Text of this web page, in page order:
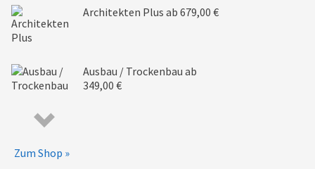
Architekten Plus ab 679,00 €
Ausbau / Trockenbau ab
349,00 €
Zum Shop »